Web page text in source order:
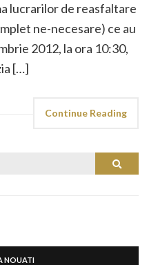
lucrarilor de reasfaltare
ne-necesare) ce au
2012, la ora 10:30,
[…]
Continue Reading
Search
NOUATI